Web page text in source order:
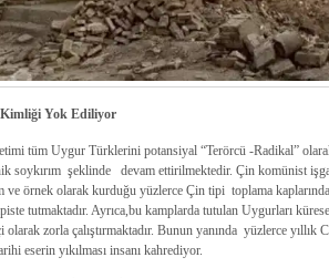
Yok Ediliyor
tüm Uygur Türklerini potansiyal “Terörcü -Radikal”
soykırım şeklinde devam ettirilmektedir. Çin komünist
örnek olarak kurduğu yüzlerce Çin tipi toplama
tutmaktadır. Ayrıca,bu kamplarda tutulan Uygurları
zorla çalıştırmaktadır. Bunun yanında yüzlerce yıllık
eserin yıkılması insanı kahrediyor.